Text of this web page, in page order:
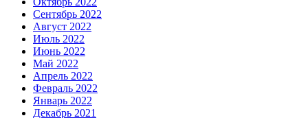
Сентябрь 2022
Август 2022
Июль 2022
Июнь 2022
Май 2022
Апрель 2022
Февраль 2022
Январь 2022
Декабрь 2021